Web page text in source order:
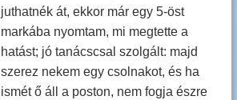
juthatnék át, ekkor már egy 5-öst
markába nyomtam, mi megtette a
hatást; jó tanácscsal szolgált: majd
szerez nekem egy csolnakot, és ha
ismét ő áll a poston, nem fogja észre